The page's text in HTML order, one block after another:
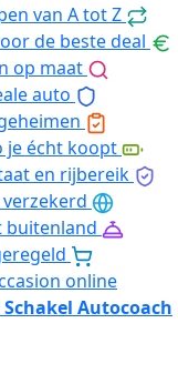
van A tot Z
de beste deal
op maat
auto
je écht koopt
en rijbereik
buitenland
online
Schakel Autocoach